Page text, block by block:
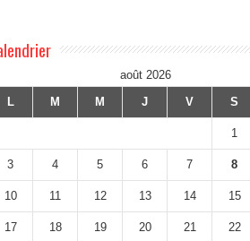
août 2026
L
M M J V S
1
3 4 5 6 7 8
10 11 12 13 14 15
17 18 19 20 21 22